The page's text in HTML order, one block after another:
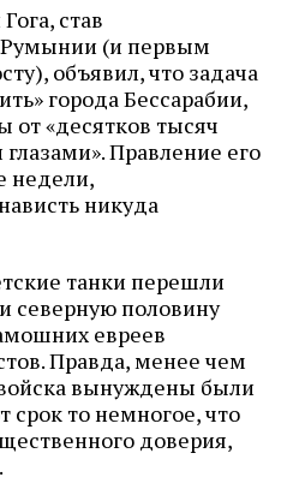
став
(и первым
объявил, что задача
города Бессарабии,
«десятков тысяч
Правление его
недели,
никуда
танки перешли
северную половину
евреев
Правда, менее чем
вынуждены были
срок то немногое, что
доверия,